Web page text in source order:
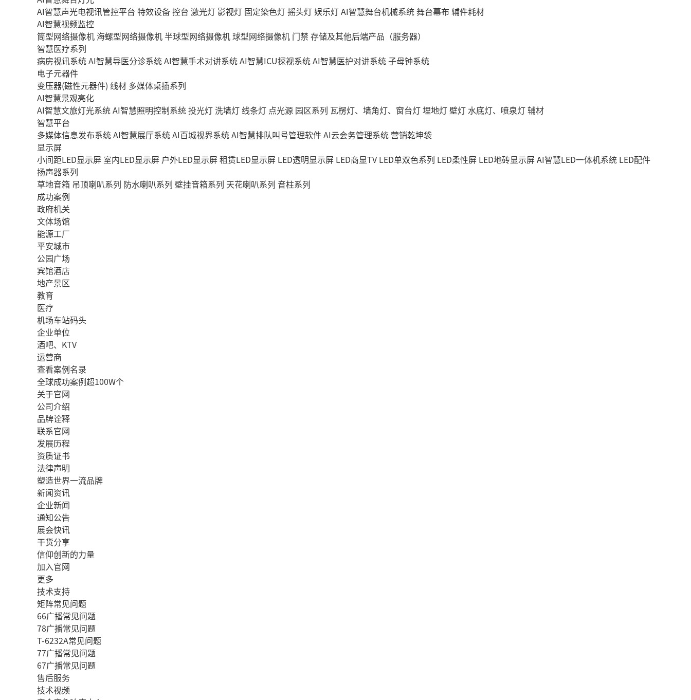
AI智慧声光电视讯管控平台 特效设备控台 激光灯 影视灯 固定染色灯摇头灯娱乐灯AI智慧舞台机械系统舞台幕布 辅件耗材
AI智慧视频监控
筒型网络摄像机 海螺型网络摄像机半球型网络摄像机球型网络摄像机 门禁 存储及其他后端产品（服务器）
智慧医疗系列
病房视讯系统AI智慧导医分诊系统AI智慧手术对讲系统AI智慧ICU探视系统AI智慧医护对讲系统子母钟系统
电子元器件
变压器(磁性元器件) 线材 多媒体桌插系列
AI智慧景观亮化
AI智慧文旅灯光系统AI智慧照明控制系统投光灯洗墙灯线条灯 点光源 园区系列 瓦楞灯、墙角灯、窗台灯埋地灯壁灯水底灯、喷泉灯辅材
智慧平台
多媒体信息发布系统AI智慧展厅系统AI百城视界系统AI智慧排队叫号管理软件AI云会务管理系统 营销乾坤袋
显示屏
小间距LED显示屏 室内LED显示屏 户外LED显示屏租赁LED显示屏 LED透明显示屏 LED商显TV LED单双色系列 LED柔性屏 LED地砖显示屏AI智慧LED一体机系统 LED配件
扬声器系列
草地音箱 吊顶喇叭系列 防水喇叭系列 壁挂音箱系列 天花喇叭系列 音柱系列
成功案例
政府机关
文体场馆
能源工厂
平安城市
公园广场
宾馆酒店
地产景区
教育
医疗
机场车站码头
企业单位
酒吧、KTV
运营商
查看案例名录
全球成功案例超100W个
关于官网
公司介绍
品牌诠释
联系官网
发展历程
资质证书
法律声明
塑造世界一流品牌
新闻资讯
企业新闻
通知公告
展会快讯
干货分享
信仰创新的力量
加入官网
更多
技术支持
矩阵常见问题
66广播常见问题
78广播常见问题
T-6232A常见问题
77广播常见问题
67广播常见问题
售后服务
技术视频